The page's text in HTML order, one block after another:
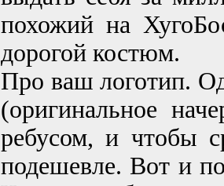
похожий на
дорогой костюм.
Про ваш логотип.
(оригинальное
ребусом, и чтобы
подешевле. Вот и